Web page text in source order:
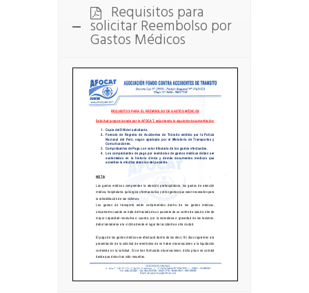
Requisitos para
solicitar Reembolso por
Gastos Médicos